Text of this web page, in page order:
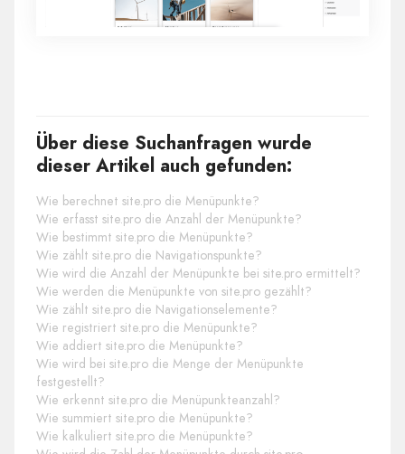
Über diese Suchanfragen wurde
dieser Artikel auch gefunden:
Wie berechnet site.pro die Menüpunkte?
Wie erfasst site.pro die Anzahl der Menüpunkte?
Wie bestimmt site.pro die Menüpunkte?
Wie zählt site.pro die Navigationspunkte?
Wie wird die Anzahl der Menüpunkte bei site.pro ermittelt?
Wie werden die Menüpunkte von site.pro gezählt?
Wie zählt site.pro die Navigationselemente?
Wie registriert site.pro die Menüpunkte?
Wie addiert site.pro die Menüpunkte?
Wie wird bei site.pro die Menge der Menüpunkte
festgestellt?
Wie erkennt site.pro die Menüpunkteanzahl?
Wie summiert site.pro die Menüpunkte?
Wie kalkuliert site.pro die Menüpunkte?